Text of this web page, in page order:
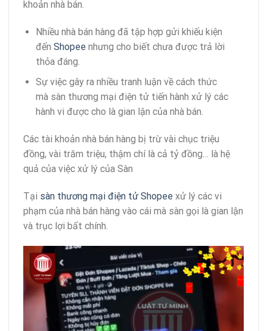
khoản nhà bán.
Nhiều nhà bán hàng đã tập hợp gửi khiếu kiện
đến Shopeenhưng cho biết chưa được trả lời
thỏa đáng.
Sự việc gây ra nhiều tranh luận về cách thức
mà sàn thương mại điện tử tiến hành xử lý các
hành vi được cho là gian lận của nhà bán.
Các tài khoản nhà bán hàng bị trừ vài chục triệu
đồng, vài trăm triệu, thậm chí là cả tỷ đồng… là hệ
quả của việc xử lý của Sàn
Tại sàn thương mại điện tử Shopee xử lý các vi
phạm của nhà bán hàng vào cái mà sàn gọi là gian lận
và trục lợi bất chính.